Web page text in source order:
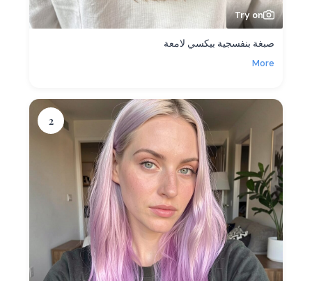
Try on
صبغة بنفسجية بيكسي لامعة
More
2